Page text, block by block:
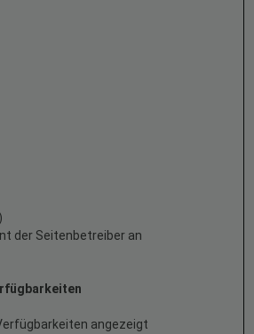
der Seitenbetreiber an
angezeigt